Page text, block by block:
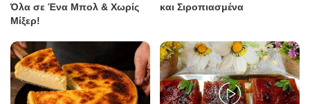
Όλα σε Ένα Μπολ & Χωρίς
Μίξερ!
και Σιροπιασμένα